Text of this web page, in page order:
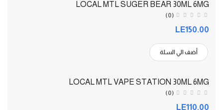
LOCAL MTL SUGER BEAR 30ML 6MG
(0)
LE150.00
أضف الي السلة
LOCAL MTL VAPE STATION 30ML 6MG
(0)
LE110.00